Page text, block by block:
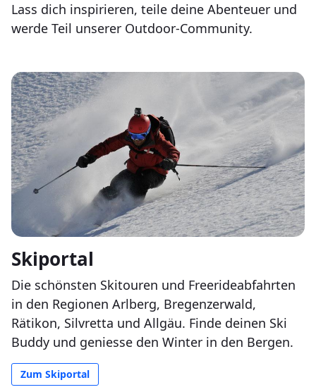
Lass dich inspirieren, teile deine Abenteuer und
werde Teil unserer Outdoor-Community.
Skiportal
Die schönsten Skitouren und Freerideabfahrten
in den Regionen Arlberg, Bregenzerwald,
Rätikon, Silvretta und Allgäu. Finde deinen Ski
Buddy und geniesse den Winter in den Bergen.
Zum Skiportal